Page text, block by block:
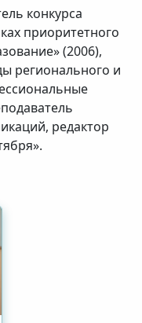
конкурса
приоритетного
(2006),
регионального и
редактор